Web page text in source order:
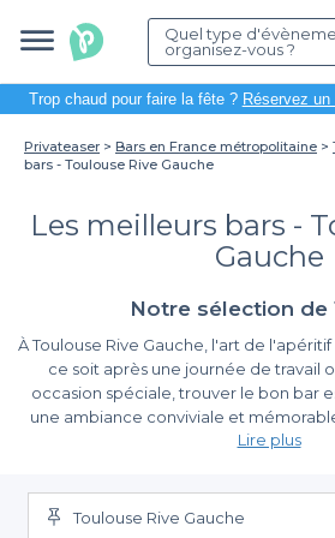
Quel type
organisez-vous ?
Trop chaud pour faire la fête ? Réservez
Privateaser Bars en France métropolitaine
bars - Toulouse Rive Gauche
Les meilleurs bars -
Gauche
Notre sélection de
À Toulouse Rive Gauche, l'art de
ce soit après une journée de travail
occasion spéciale, trouver le bon bar
une ambiance conviviale et
nous vous simplifions cette tâche en
emblématique de la
Une facilité de
Lorsque vous organisez un
Lire plus
Toulouse Rive Gauche